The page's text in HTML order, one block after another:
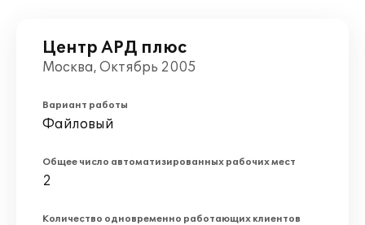
Центр АРД плюс
Москва, Октябрь 2005
Вариант работы
Файловый
Общее число автоматизированных рабочих мест
2
Количество одновременно работающих клиентов